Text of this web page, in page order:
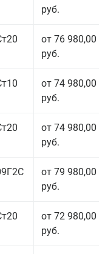
руб.
от 76 980,00
руб.
от 74 980,00
руб.
от 74 980,00
руб.
от 79 980,00
руб.
от 72 980,00
руб.